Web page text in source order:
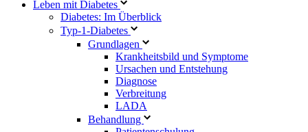
Leben mit Diabetes
Diabetes: Im Überblick
Typ-1-Diabetes
Grundlagen
Krankheitsbild und Symptome
Ursachen und Entstehung
Diagnose
Verbreitung
LADA
Behandlung